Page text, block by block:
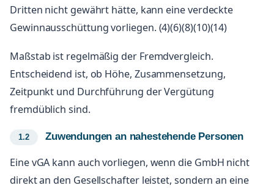
Dritten nicht gewährt hätte, kann eine verdeckte
Gewinnausschüttung vorliegen. (4)(6)(8)(10)(14)
Maßstab ist regelmäßig der Fremdvergleich.
Entscheidend ist, ob Höhe, Zusammensetzung,
Zeitpunkt und Durchführung der Vergütung
fremdüblich sind.
Zuwendungen an nahestehende Personen
Eine vGA kann auch vorliegen, wenn die GmbH nicht
direkt an den Gesellschafter leistet, sondern an eine